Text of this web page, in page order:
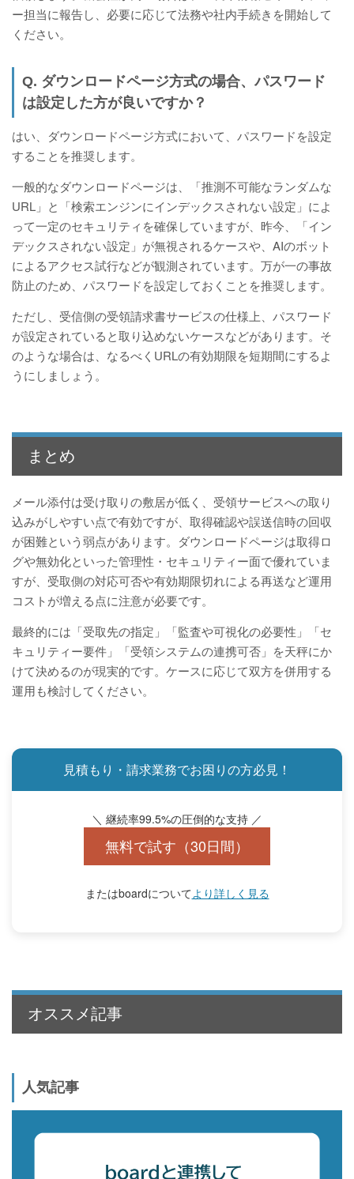
ー担当に報告し、必要に応じて法務や社内手続きを開始して
ください。
Q. ダウンロードページ方式の場合、パスワード
は設定した方が良いですか？
はい、ダウンロードページ方式において、パスワードを設定
することを推奨します。
一般的なダウンロードページは、「推測不可能なランダムな
URL」と「検索エンジンにインデックスされない設定」によ
って一定のセキュリティを確保していますが、昨今、「イン
デックスされない設定」が無視されるケースや、AIのボット
によるアクセス試行などが観測されています。万が一の事故
防止のため、パスワードを設定しておくことを推奨します。
ただし、受信側の受領請求書サービスの仕様上、パスワード
が設定されていると取り込めないケースなどがあります。そ
のような場合は、なるべくURLの有効期限を短期間にするよ
うにしましょう。
まとめ
メール添付は受け取りの敷居が低く、受領サービスへの取り
込みがしやすい点で有効ですが、取得確認や誤送信時の回収
が困難という弱点があります。ダウンロードページは取得ロ
グや無効化といった管理性・セキュリティー面で優れていま
すが、受取側の対応可否や有効期限切れによる再送など運用
コストが増える点に注意が必要です。
最終的には「受取先の指定」「監査や可視化の必要性」「セ
キュリティー要件」「受領システムの連携可否」を天秤にか
けて決めるのが現実的です。ケースに応じて双方を併用する
運用も検討してください。
見積もり・請求業務でお困りの方必見！
＼ 継続率99.5%の圧倒的な支持 ／
無料で試す（30日間）
またはboardについてより詳しく見る
オススメ記事
人気記事